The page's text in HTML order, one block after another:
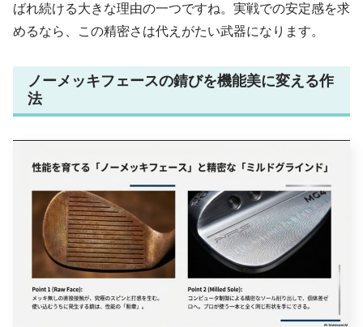
ばれ続ける大きな理由の一つですね。実戦での安定感を求
めるなら、この精密さは代えがたい武器になります。
ノーメッキフェースの錆びを機能美に変える作
法